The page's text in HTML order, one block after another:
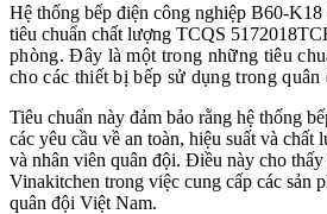
Hệ thống bếp điện công nghiệp B60-
tiêu chuẩn chất lượng TCQS
phòng. Đây là một trong những tiêu
cho các thiết bị bếp sử dụng trong quân
Tiêu chuẩn này đảm bảo rằng hệ thống
các yêu cầu về an toàn, hiệu suất và chất
và nhân viên quân đội. Điều này cho thấy
Vinakitchen trong việc cung cấp các sản
quân đội Việt Nam.